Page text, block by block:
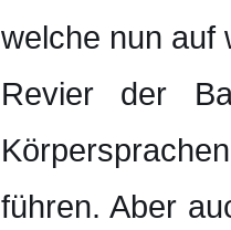
welche nun auf
Revier der
führen. Aber